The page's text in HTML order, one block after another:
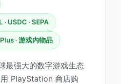
· USDC · SEPA
· 游戏内物品
最强大的数字游戏生态
PlayStation 商店购